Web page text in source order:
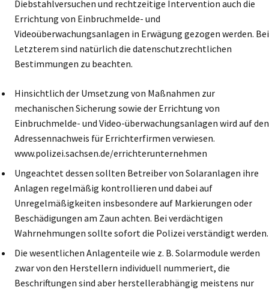
Diebstahlversuchen und rechtzeitige Intervention auch die
Errichtung von Einbruchmelde- und
Videoüberwachungsanlagen in Erwägung gezogen werden. Bei
Letzterem sind natürlich die datenschutzrechtlichen
Bestimmungen zu beachten.
Hinsichtlich der Umsetzung von Maßnahmen zur
mechanischen Sicherung sowie der Errichtung von
Einbruchmelde- und Video-überwachungsanlagen wird auf den
Adressennachweis für Errichterfirmen verwiesen.
www.polizei.sachsen.de/errichterunternehmen
Ungeachtet dessen sollten Betreiber von Solaranlagen ihre
Anlagen regelmäßig kontrollieren und dabei auf
Unregelmäßigkeiten insbesondere auf Markierungen oder
Beschädigungen am Zaun achten. Bei verdächtigen
Wahrnehmungen sollte sofort die Polizei verständigt werden.
Die wesentlichen Anlagenteile wie z. B. Solarmodule werden
zwar von den Herstellern individuell nummeriert, die
Beschriftungen sind aber herstellerabhängig meistens nur